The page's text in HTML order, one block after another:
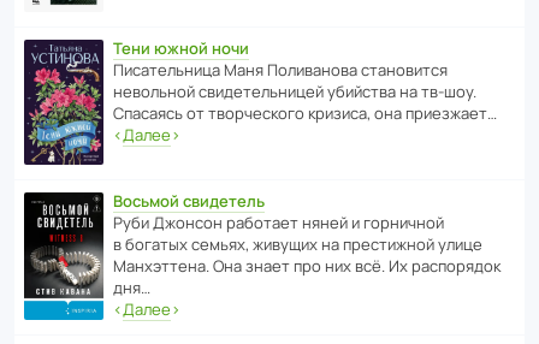
Тени южной ночи
Писа­тель­ница Маня Поли­ва­нова стано­вится
невольной свиде­тель­ницей убийства на тв-шоу.
Спасаясь от твор­че­с­кого кризиса, она приезжает…
‹Далее›
Восьмой свидетель
Руби Джонсон рабо­тает няней и горни­чной
в богатых семьях, живущих на прес­ти­жной улице
Манх­эт­тена. Она знает про них всё. Их распо­рядок
дня…
‹Далее›